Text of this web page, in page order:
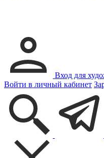
Вход для
Войти в личный кабинет